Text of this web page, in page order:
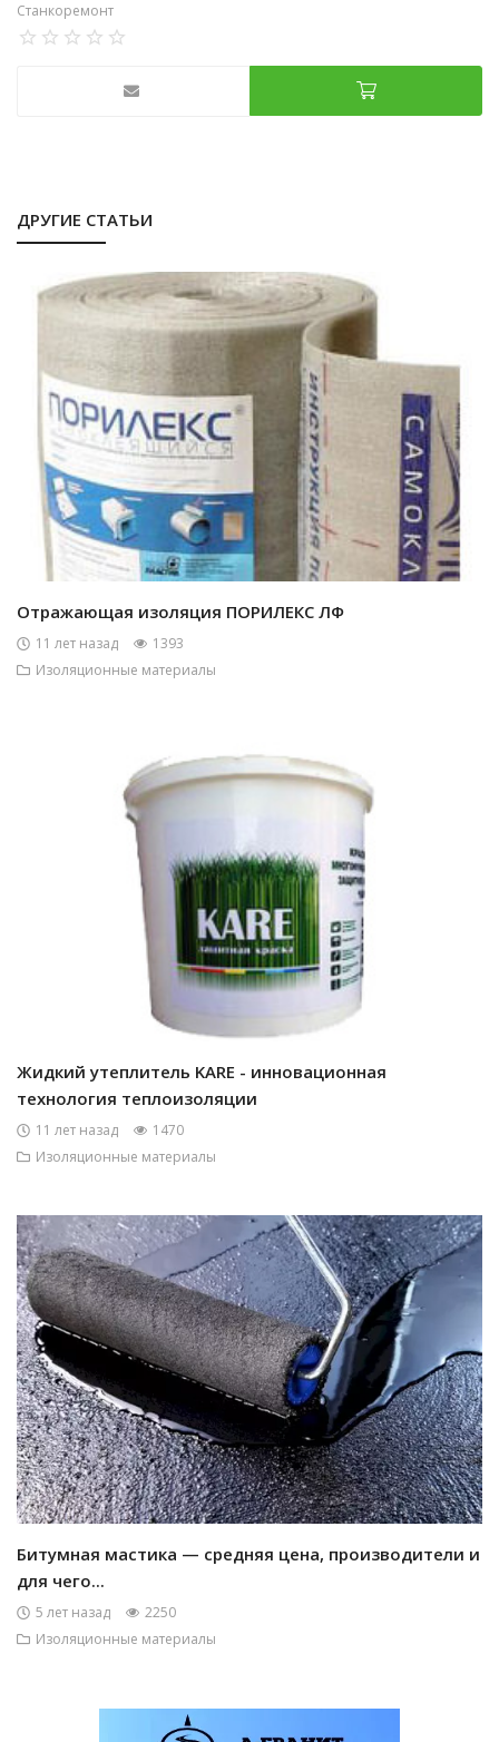
Станкоремонт
ДРУГИЕ СТАТЬИ
Отражающая изоляция ПОРИЛЕКС ЛФ
11 лет назад
1393
Изоляционные материалы
Жидкий утеплитель KARE - инновационная
технология теплоизоляции
11 лет назад
1470
Изоляционные материалы
Битумная мастика — средняя цена, производители и
для чего...
5 лет назад
2250
Изоляционные материалы